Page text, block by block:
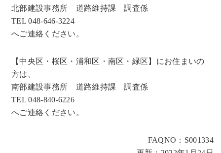
北部建設事務所 道路維持課 調査係
TEL 048-646-3224
へご連絡ください。
【中央区・桜区・浦和区・南区・緑区】にお住まいの
方は、
南部建設事務所 道路維持課 調査係
TEL 048-840-6226
へご連絡ください。
FAQNO：S001334